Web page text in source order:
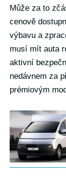
Může za to
cenově
výbavu a
musí mít auta
aktivní
nedávnem za
prémiovým